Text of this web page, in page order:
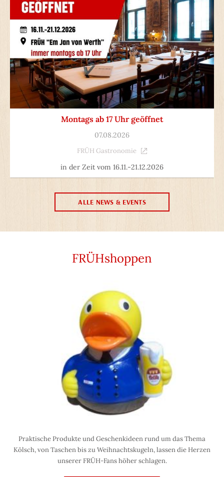
Montags ab 17 Uhr geöffnet
07.08.2026
FRÜH Gastronomie
in der Zeit vom 16.11.-21.12.2026
ALLE NEWS & EVENTS
FRÜHshoppen
Praktische Produkte und Geschenkideen rund um das Thema
Kölsch, von Taschen bis zu Weihnachtskugeln, lassen die Herzen
unserer FRÜH-Fans höher schlagen.